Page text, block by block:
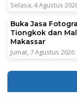
Selasa, 4 Agustus
Buka Jasa
Tiongkok dan
Makassar
Jumat, 7 Agustus 2026